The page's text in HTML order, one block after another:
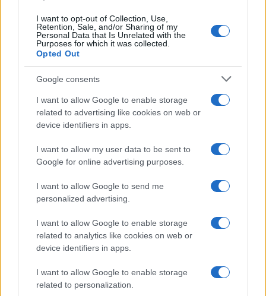
I want to opt-out of Collection, Use,
Retention, Sale, and/or Sharing of my
Personal Data that Is Unrelated with the
Purposes for which it was collected.
Opted Out
Google consents
I want to allow Google to enable storage
related to advertising like cookies on web or
device identifiers in apps.
I want to allow my user data to be sent to
Google for online advertising purposes.
I want to allow Google to send me
personalized advertising.
I want to allow Google to enable storage
related to analytics like cookies on web or
device identifiers in apps.
I want to allow Google to enable storage
related to personalization.
“Τυφλό” το ιρλανδικό κυβερνητικό
αεροσκάφος ή μια ακόμη ρήξη με το
Μόναχο: Ισόβια στον 25χρονο Αφγανό
για τη φονική επίθεση σε διαδήλωση
Στην Ουκρανία ο Βρετανός υπουργός
Άμυνας για επιτάχυνση της στήριξης